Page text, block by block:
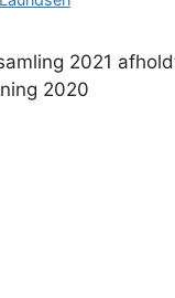
2021
2020